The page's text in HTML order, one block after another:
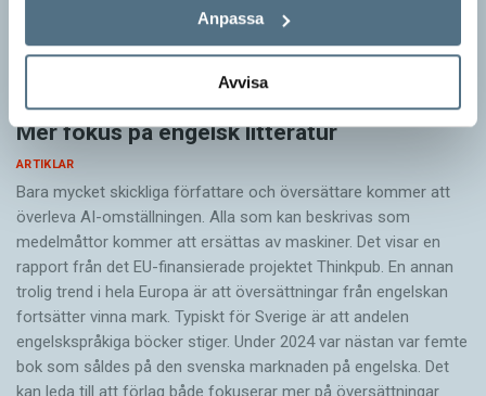
Anpassa
Avvisa
Mer fokus på engelsk litteratur
ARTIKLAR
Bara mycket skickliga författare och översättare ­kommer att
överleva AI-omställningen. Alla som kan beskrivas som
medelmåttor kommer att ersättas av maskiner. Det visar en
rapport från det EU-finansierade projektet Thinkpub. En annan
trolig trend i hela Europa är att översättningar från engelskan
fortsätter vinna mark. Typiskt för Sverige är att andelen
engelskspråkiga böcker stiger. Under 2024 var nästan var femte
bok som såldes på den svenska marknaden på engelska. Det
kan leda till att förlag både fokuserar mer på översättningar